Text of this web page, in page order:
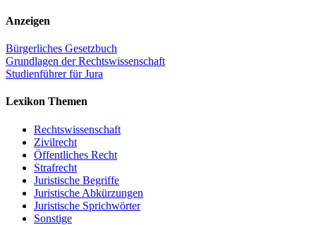
Anzeigen
Bürgerliches Gesetzbuch
Grundlagen der Rechtswissenschaft
Studienführer für Jura
Lexikon Themen
Rechtswissenschaft
Zivilrecht
Öffentliches Recht
Strafrecht
Juristische Begriffe
Juristische Abkürzungen
Juristische Sprichwörter
Sonstige